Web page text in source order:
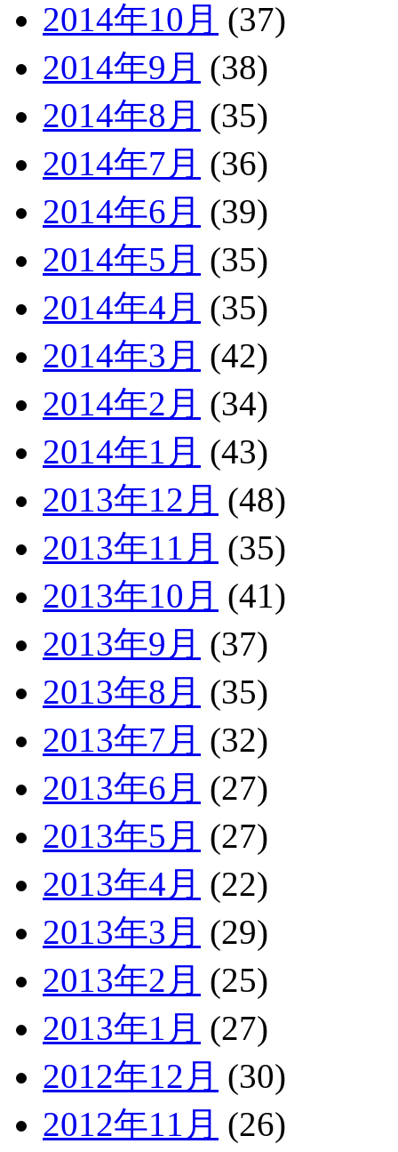
2014年10月 (37)
2014年9月 (38)
2014年8月 (35)
2014年7月 (36)
2014年6月 (39)
2014年5月 (35)
2014年4月 (35)
2014年3月 (42)
2014年2月 (34)
2014年1月 (43)
2013年12月 (48)
2013年11月 (35)
2013年10月 (41)
2013年9月 (37)
2013年8月 (35)
2013年7月 (32)
2013年6月 (27)
2013年5月 (27)
2013年4月 (22)
2013年3月 (29)
2013年2月 (25)
2013年1月 (27)
2012年12月 (30)
2012年11月 (26)